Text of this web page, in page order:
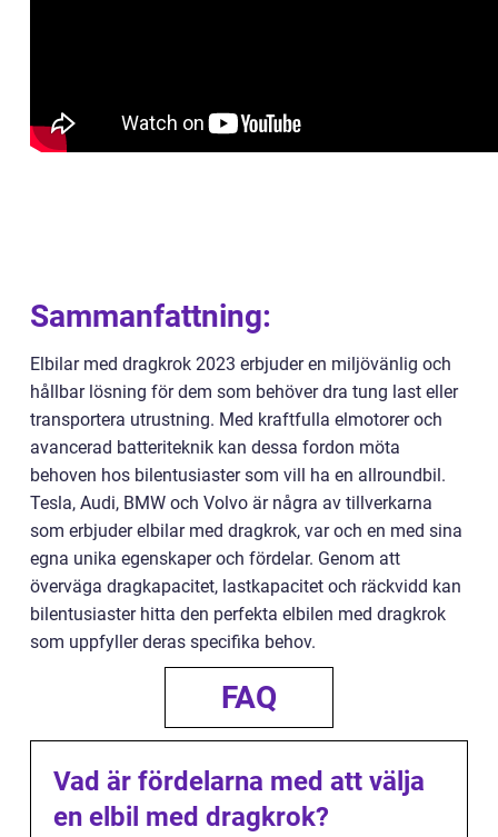
Sammanfattning:
Elbilar med dragkrok 2023 erbjuder en miljövänlig och
hållbar lösning för dem som behöver dra tung last eller
transportera utrustning. Med kraftfulla elmotorer och
avancerad batteriteknik kan dessa fordon möta
behoven hos bilentusiaster som vill ha en allroundbil.
Tesla, Audi, BMW och Volvo är några av tillverkarna
som erbjuder elbilar med dragkrok, var och en med sina
egna unika egenskaper och fördelar. Genom att
överväga dragkapacitet, lastkapacitet och räckvidd kan
bilentusiaster hitta den perfekta elbilen med dragkrok
som uppfyller deras specifika behov.
FAQ
Vad är fördelarna med att välja
en elbil med dragkrok?